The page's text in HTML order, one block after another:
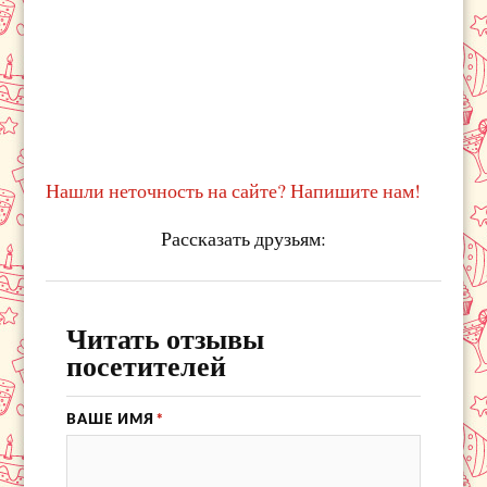
Нашли неточность на сайте? Напишите нам!
Рассказать друзьям:
Читать отзывы
посетителей
ВАШЕ ИМЯ *